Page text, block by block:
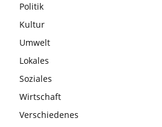
Politik
Kultur
Umwelt
Lokales
Soziales
Wirtschaft
Verschiedenes